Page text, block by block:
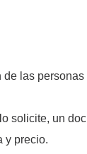
las
un
y precio.